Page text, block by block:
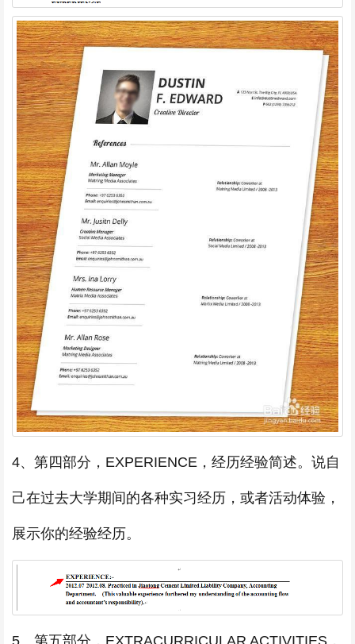
4、第四部分，EXPERIENCE，经历经验简述。说自
己在过去大学期间的各种实习经历，或者活动体验，
展示你的经验经历。